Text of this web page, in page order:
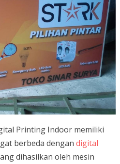
Printing Indoor memiliki
berbeda dengan digital
dihasilkan oleh mesin